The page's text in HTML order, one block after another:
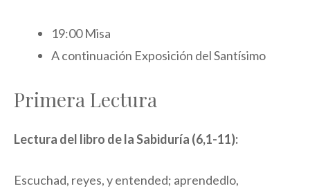
19:00 Misa
A continuación Exposición del Santísimo
Primera Lectura
Lectura del libro de la Sabiduría (6,1-11):
Escuchad, reyes, y entended; aprendedlo,